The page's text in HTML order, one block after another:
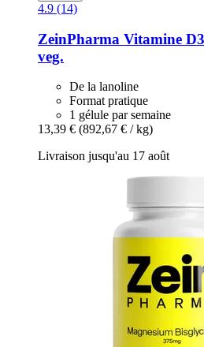
4.9 (14)
ZeinPharma Vitamine
veg.
De la lanoline
Format pratique
1 gélule par semaine
13,39 € (892,67 € / kg)
Livraison jusqu'au 17 août